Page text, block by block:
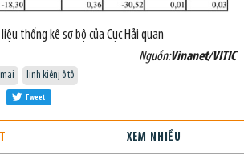
thống kê sơ bộ của Cục Hải quan
Nguồn:Vinanet/VITIC
linh kiênj ô tô
Tweet
XEM NHIỀU